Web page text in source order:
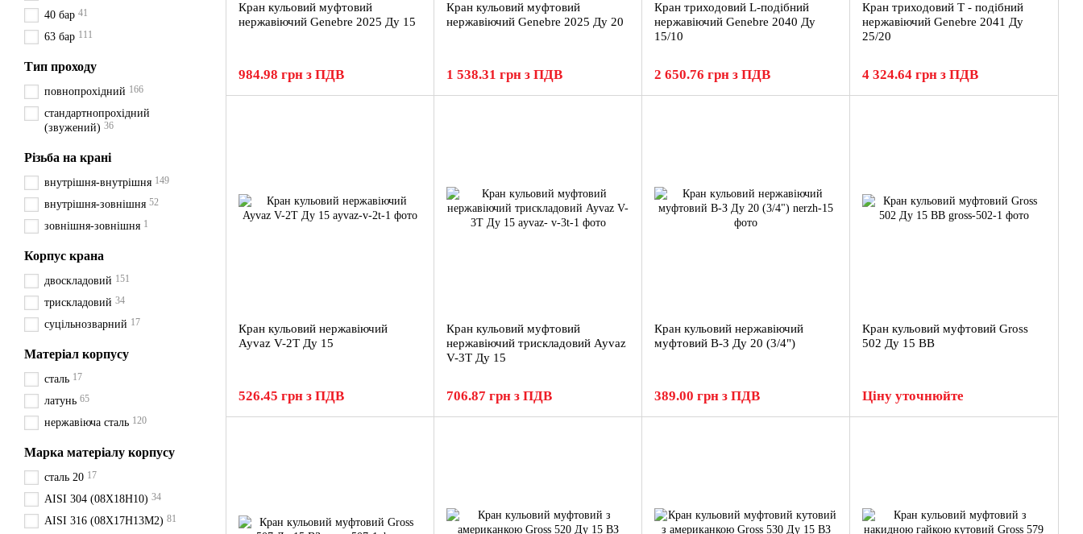
Кран кульовий муфтовий
нержавіючий Genebre 2025 Ду 15
984.98 грн з ПДВ
Кран кульовий муфтовий
нержавіючий Genebre 2025 Ду 20
1 538.31 грн з ПДВ
Кран триходовий L-подібний
нержавіючий Genebre 2040 Ду
15/10
2 650.76 грн з ПДВ
Кран триходовий Т - подібний
нержавіючий Genebre 2041 Ду
25/20
4 324.64 грн з ПДВ
Кран кульовий нержавіючий
Ayvaz V-2T Ду 15
526.45 грн з ПДВ
Кран кульовий муфтовий
нержавіючий трискладовий Ayvaz
V-3T Ду 15
706.87 грн з ПДВ
Кран кульовий нержавіючий
муфтовий В-З Ду 20 (3/4")
389.00 грн з ПДВ
Кран кульовий муфтовий Gross
502 Ду 15 ВВ
Ціну уточнюйте
40 бар 41
63 бар 111
Тип проходу
повнопрохідний 166
стандартнопрохідний
(звужений) 36
Різьба на крані
внутрішня-внутрішня 149
внутрішня-зовнішня 52
зовнішня-зовнішня 1
Корпус крана
двоскладовий 151
трискладовий 34
суцільнозварний 17
Матеріал корпусу
сталь 17
латунь 65
нержавіюча сталь 120
Марка матеріалу корпусу
сталь 20 17
AISI 304 (08X18H10) 34
AISI 316 (08X17H13M2) 81